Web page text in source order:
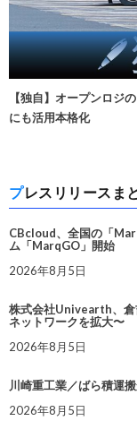
【独自】オープンロジ
にも活用本格化
プレスリリースま
CBcloud、全国の「
ム「MarqGO」開始
2026年8月5日
株式会社Univearth、倉
ネットワークを拡大〜
2026年8月5日
川崎重工業／ばら積運
2026年8月5日